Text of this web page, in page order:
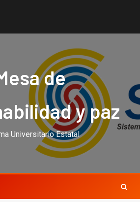
de
y paz
Universitario Estatal